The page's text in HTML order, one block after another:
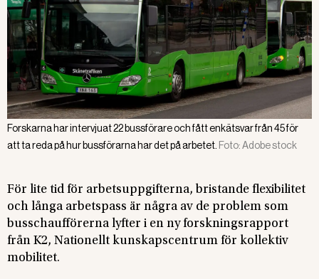
Forskarna har intervjuat 22 bussförare och fått enkätsvar från 45 för
att ta reda på hur bussförarna har det på arbetet. Foto:Adobe stock
För lite tid för arbetsuppgifterna, bristande flexibilitet
och långa arbetspass är några av de problem som
busschaufförerna lyfter i en ny forskningsrapport
från K2, Nationellt kunskapscentrum för kollektiv
mobilitet.